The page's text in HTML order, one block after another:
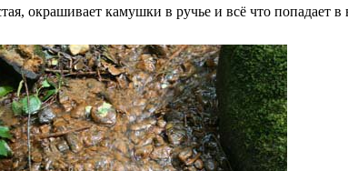
окрашивает камушки в ручье и всё что попадает